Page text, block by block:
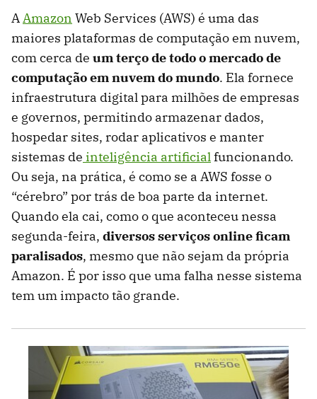
AAmazon Web Services (AWS) é uma das
maiores plataformas de computação em nuvem,
com cerca de um terço de todo o mercado de
computação em nuvem do mundo. Ela fornece
infraestrutura digital para milhões de empresas
e governos, permitindo armazenar dados,
hospedar sites, rodar aplicativos e manter
sistemas de inteligência artificialfuncionando.
Ou seja, na prática, é como se a AWS fosse o
“cérebro” por trás de boa parte da internet.
Quando ela cai, como o que aconteceu nessa
segunda-feira, diversos serviços online ficam
paralisados, mesmo que não sejam da própria
Amazon. É por isso que uma falha nesse sistema
tem um impacto tão grande.